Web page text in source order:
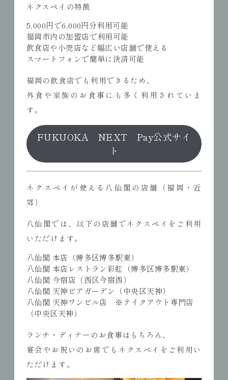
ネクスペイの特徴
5,000円で6,000円分利用可能
福岡市内の加盟店で利用可能
飲食店や小売店など幅広い店舗で使える
スマートフォンで簡単に決済可能
福岡の飲食店でも利用できるため、
外食や家族のお食事にも多く利用されていま
す。
FUKUOKA NEXT Pay公式サイ
ト
ネクスペイが使える八仙閣の店舗（福岡・近
郊）
八仙閣では、以下の店舗でネクスペイをご利用
いただけます。
八仙閣 本店（博多区博多駅東）
八仙閣 本店レストラン彩虹（博多区博多駅東）
八仙閣 今宿店（西区今宿西）
八仙閣 天神ビアガーデン（中央区天神）
八仙閣 天神ワンビル店 ※テイクアウト専門店
（中央区天神）
ランチ・ディナーのお食事はもちろん、
宴会やお祝いのお席でもネクスペイをご利用い
ただけます。